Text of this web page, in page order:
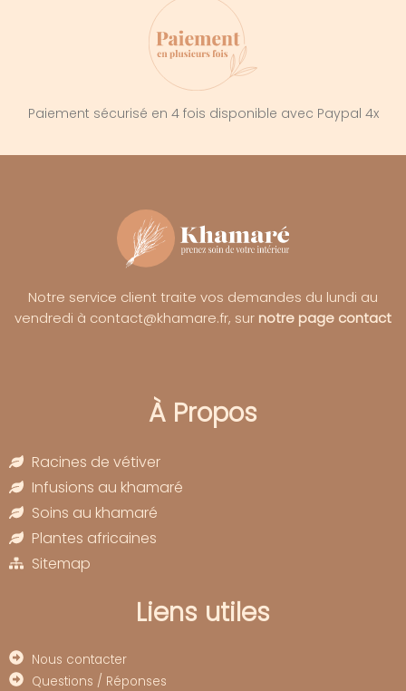
Paiement sécurisé en 4 fois disponible avec Paypal 4x
Notre service client traite vos demandes du lundi au
vendredi à contact@khamare.fr, sur notre page contact
À Propos
Racines de vétiver
Infusions au khamaré
Soins au khamaré
Plantes africaines
Sitemap
Liens utiles
Nous contacter
Questions / Réponses